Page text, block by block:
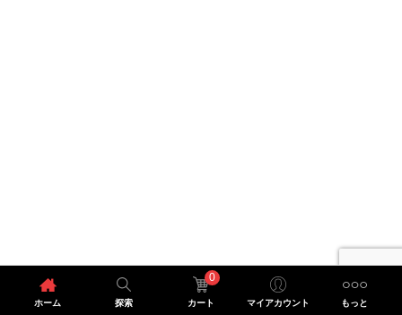
ホーム 探索
0
カート マイアカウント もっと